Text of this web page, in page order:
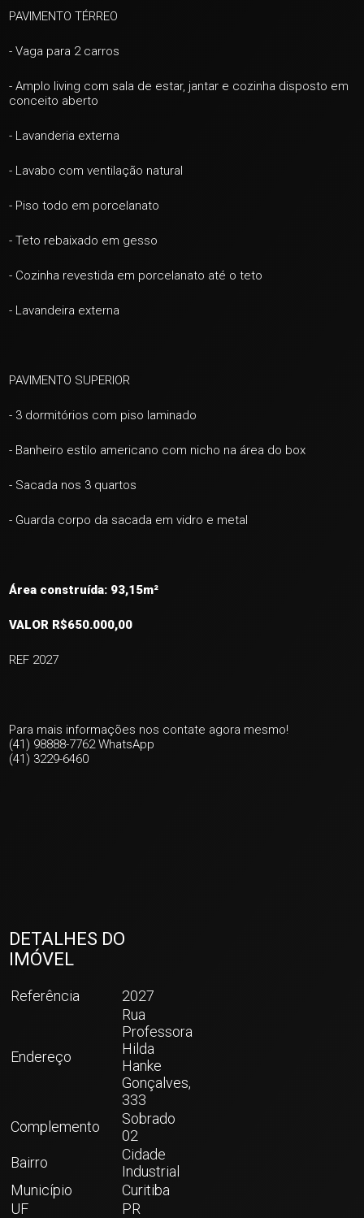
+ 22
PAVIMENTO TÉRREO
- Vaga para 2carros
- Amplo living com sala de estar, jantar e cozinha disposto em
conceito aberto
- Lavanderia externa
- Lavabo com ventilação natural
- Piso todo em porcelanato
- Teto rebaixado em gesso
- Cozinha revestida em porcelanato até o teto
- Lavandeira externa
PAVIMENTO SUPERIOR
- 3 dormitórios com piso laminado
- Banheiro estilo americano com nicho na área do box
- Sacada nos 3 quartos
- Guarda corpo da sacada em vidro e metal
Área construída: 93,15m²
VALOR R$650.000,00
REF 2027
Para mais informações nos contate agora mesmo!
(41) 98888-7762 WhatsApp
(41) 3229-6460
DETALHES DO
IMÓVEL
Referência 2027
Endereço
Rua
Professora
Hilda
Hanke
Gonçalves,
333
Complemento
Sobrado
02
Bairro
Cidade
Industrial
Município
Curitiba
UF
PR